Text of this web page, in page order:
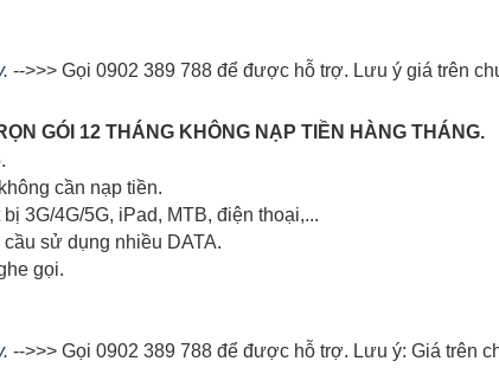
-->>> Gọi 0902 389 788 để được hỗ trợ. Lưu ý giá trên
GÓI 12 THÁNG KHÔNG NẠP TIỀN HÀNG THÁNG.
cần nạp tiền.
3G/4G/5G, iPad, MTB, điện thoại,...
sử dụng nhiều DATA.
gọi.
-->>> Gọi 0902 389 788 để được hỗ trợ. Lưu ý: Giá trên